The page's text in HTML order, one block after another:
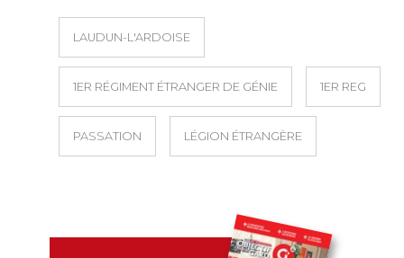
LAUDUN-L'ARDOISE
1ER RÉGIMENT ÉTRANGER DE GÉNIE 1ER REG
PASSATION LÉGION ÉTRANGÈRE